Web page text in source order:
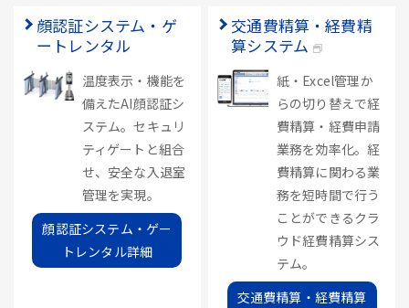
顔認証システム・ゲ
ートレンタル
温度表示・機能を
備えたAI顔認証シ
ステム。セキュリ
ティゲートと組合
せ、安全な入退室
管理を実現。
顔認証システム・ゲー
トレンタル詳細
交通費精算・経費精
算システム
紙・Excel管理か
らの切り替えで経
費精算・経費申請
業務を効率化。経
費精算に関わる業
務を短時間で行う
ことができるクラ
ウド経費精算シス
テム。
交通費精算・経費精算